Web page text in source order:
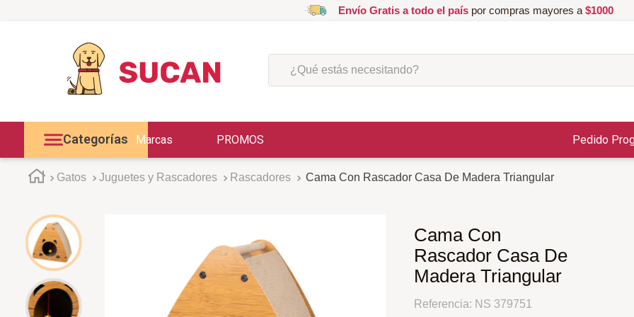
Envío Gratis a todo el paíspor compras mayores a $1000
¿Qué estás necesitando?
Categorías Marcas PROMOS Pedido
Gatos Juguetes y Rascadores Rascadores Cama Con Rascador Casa De Madera Triangular
Cama Con
Rascador Casa De
Madera Triangular
Referencia: NS 379751